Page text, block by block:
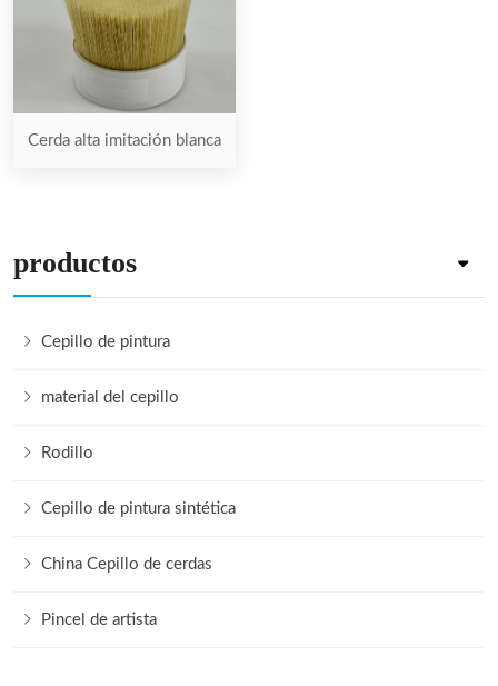
Cerda alta imitación blanca
productos
Cepillo de pintura
material del cepillo
Rodillo
Cepillo de pintura sintética
China Cepillo de cerdas
Pincel de artista